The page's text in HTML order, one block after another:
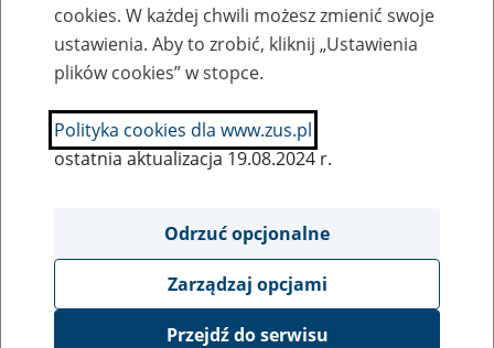
SZUKAJ
Ukryj wszystkie pozycje bazy
cookies. W każdej chwili możesz zmienić swoje
ustawienia. Aby to zrobić, kliknij „Ustawienia
plików cookies” w stopce.
Polityka cookies dla www.zus.pl
ostatnia aktualizacja 19.08.2024 r.
Odrzuć opcjonalne
Zarządzaj opcjami
Przejdź do serwisu